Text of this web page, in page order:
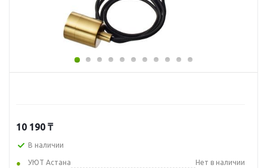
10 190 ₸
В наличии
УЮТ Астана
Нет в наличии